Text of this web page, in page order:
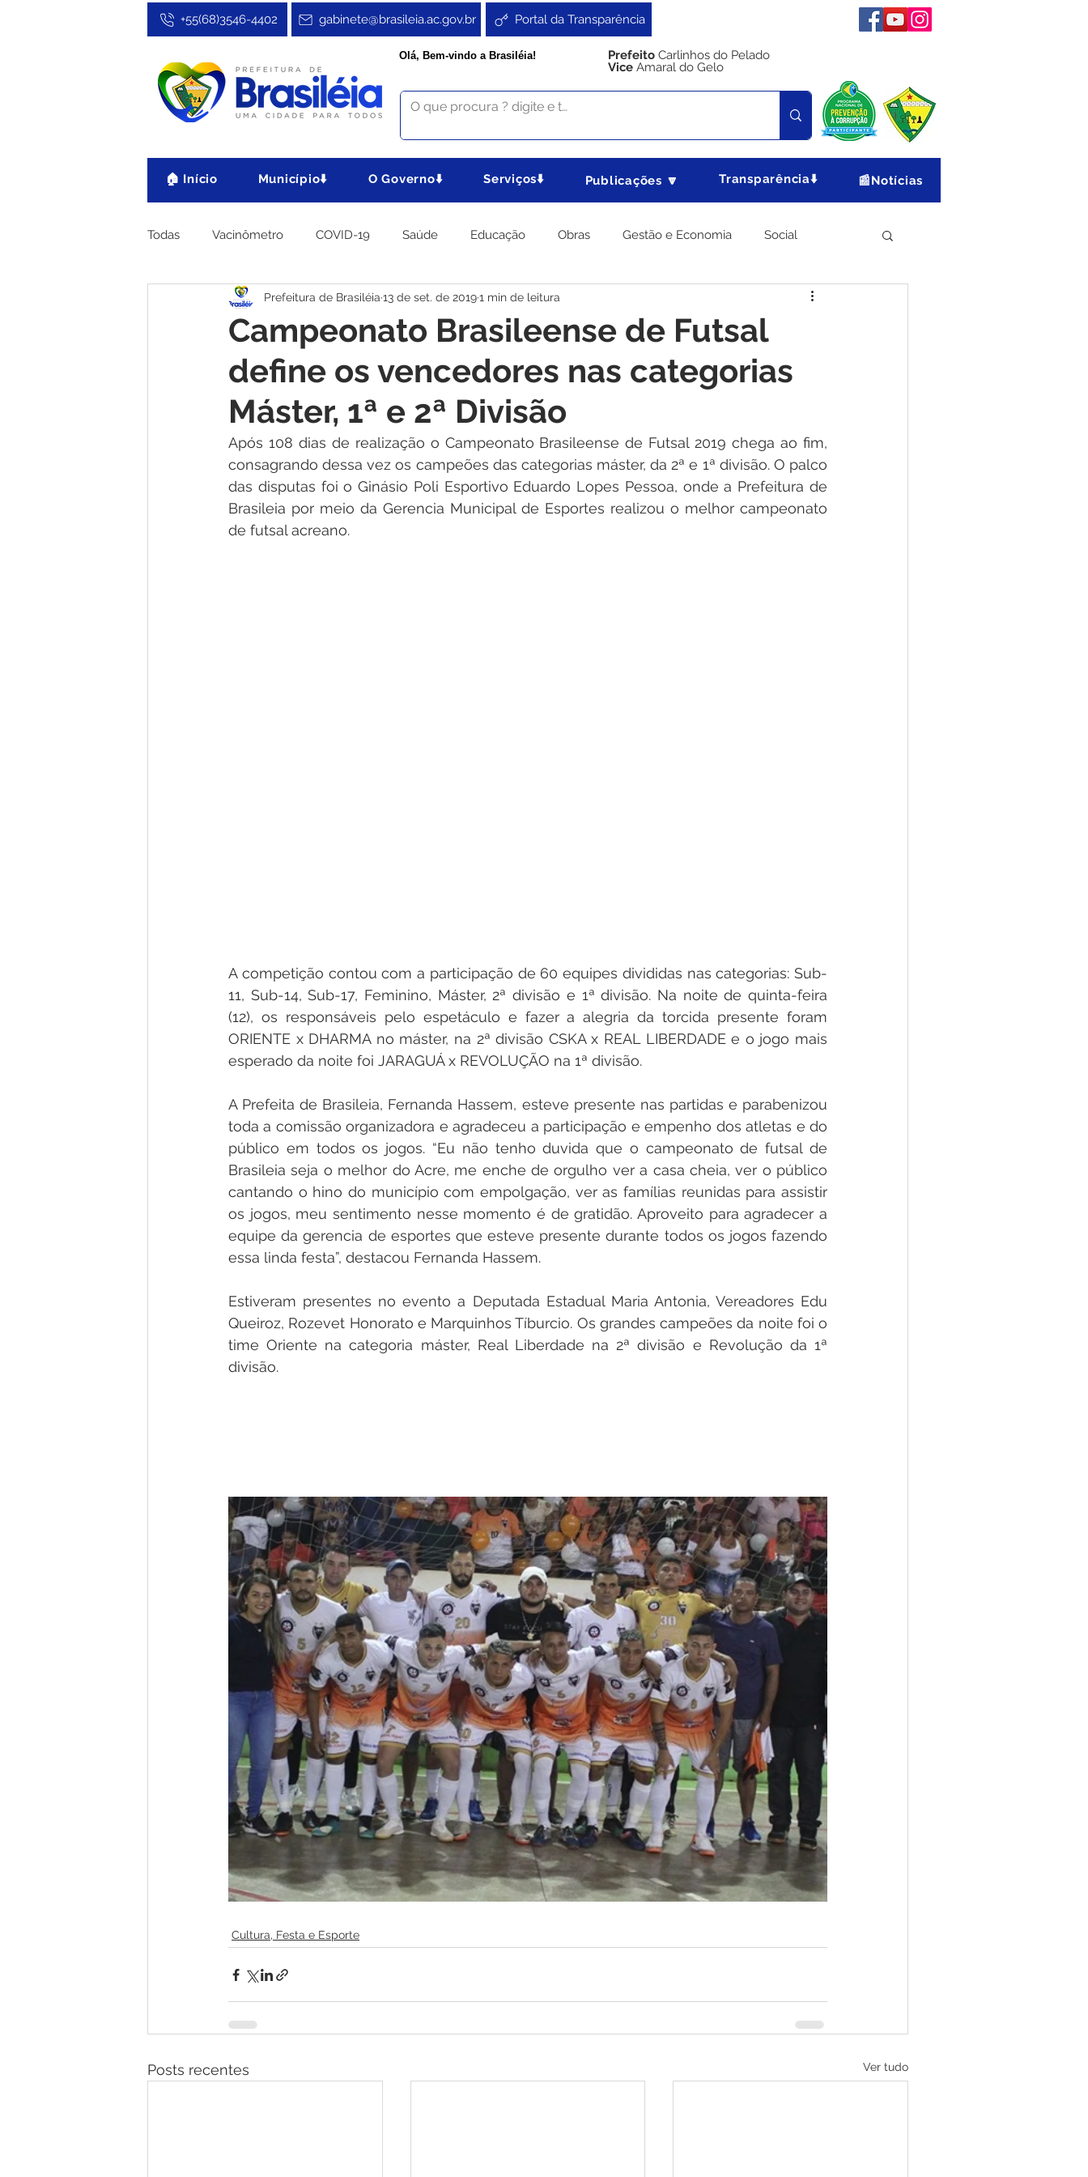
Portal da Transparência
gabinete@brasileia.ac.gov.br
+55(68)3546-4402
Olá, Bem-vindo a Brasiléia! Prefeito Carlinhos do Pelado
Vice Amaral do Gelo
🏠 Início Município⬇️ O Governo⬇️ Serviços⬇️ Publicações 🔽 Transparência⬇️ 📰Notícias
Todas Vacinômetro COVID-19 Saúde Educação Obras Gestão e Economia Social
Cultura, Festa e Esporte No Gabinete Agricultura e Produção Meio Ambiente
Institucional e Governo Licitações Campanhas Datas Comemorativas Dengue
Nota de Esclarecimento
Alagação e Enchente Comunidade Seminários Segurança pública Inauguração
Campeonato Brasileense de Futsal
define os vencedores nas categorias
Máster, 1ª e 2ª Divisão
Prefeitura de Brasiléia 13 de set. de 20191 min de leitura
Após 108 dias de realização o Campeonato Brasileense de Futsal 2019 chega ao fim,
consagrando dessa vez os campeões das categorias máster, da 2ª e 1ª divisão. O palco
das disputas foi o Ginásio Poli Esportivo Eduardo Lopes Pessoa, onde a Prefeitura de
Brasileia por meio da Gerencia Municipal de Esportes realizou o melhor campeonato
de futsal acreano.
A competição contou com a participação de 60 equipes divididas nas categorias: Sub-
11, Sub-14, Sub-17, Feminino, Máster, 2ª divisão e 1ª divisão. Na noite de quinta-feira
(12), os responsáveis pelo espetáculo e fazer a alegria da torcida presente foram
ORIENTE x DHARMA no máster, na 2ª divisão CSKA x REAL LIBERDADE e o jogo mais
esperado da noite foi JARAGUÁ x REVOLUÇÃO na 1ª divisão.
A Prefeita de Brasileia, Fernanda Hassem, esteve presente nas partidas e parabenizou
toda a comissão organizadora e agradeceu a participação e empenho dos atletas e do
público em todos os jogos. “Eu não tenho duvida que o campeonato de futsal de
Brasileia seja o melhor do Acre, me enche de orgulho ver a casa cheia, ver o público
cantando o hino do município com empolgação, ver as famílias reunidas para assistir
os jogos, meu sentimento nesse momento é de gratidão. Aproveito para agradecer a
equipe da gerencia de esportes que esteve presente durante todos os jogos fazendo
essa linda festa”, destacou Fernanda Hassem.
Estiveram presentes no evento a Deputada Estadual Maria Antonia, Vereadores Edu
Queiroz, Rozevet Honorato e Marquinhos Tíburcio. Os grandes campeões da noite foi o
time Oriente na categoria máster, Real Liberdade na 2ª divisão e Revolução da 1ª
divisão.
Cultura, Festa e Esporte
Posts recentes Ver tudo